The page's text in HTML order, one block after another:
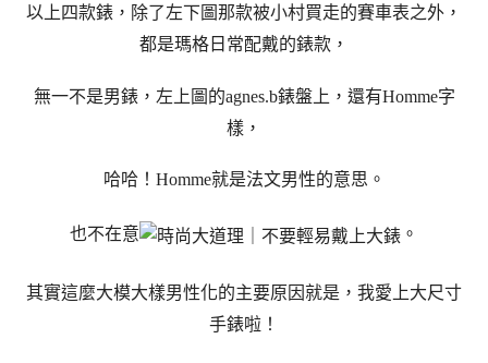
以上四款錶，除了左下圖那款被小村買走的賽車表之外，
都是瑪格日常配戴的錶款，
無一不是男錶，左上圖的agnes.b錶盤上，還有Homme字
樣，
哈哈！Homme就是法文男性的意思。
也不在意 。
其實這麼大模大樣男性化的主要原因就是，我愛上大尺寸
手錶啦！